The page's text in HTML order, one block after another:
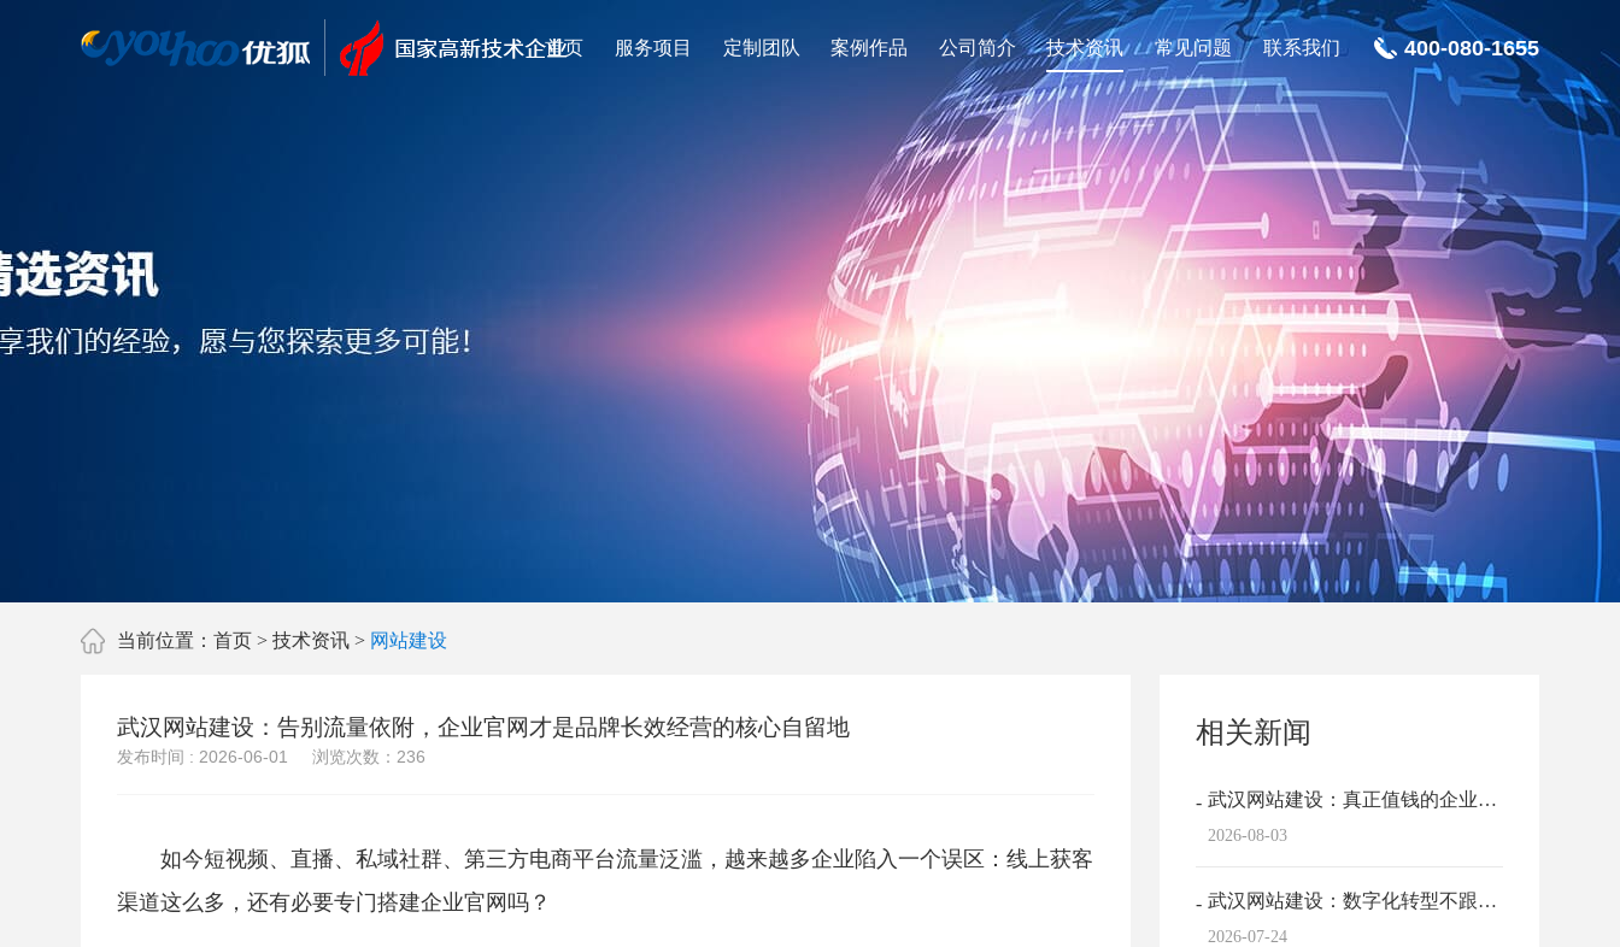
400-080-1655
首页 服务项目 定制团队 案例作品 公司简介 技术资讯 常见问题 联系我们
当前位置：首页 >技术资讯 > 网站建设
武汉网站建设：告别流量依附，企业官网才是品牌长效经营的核心自留地
发布时间 : 2026-06-01 浏览次数： 236
如今短视频、直播、私域社群、第三方电商平台流量泛滥，越来越多企业陷入一个误区：线上获客
渠道这么多，还有必要专门搭建企业官网吗？
相关新闻
武汉网站建设：真正值钱的企业网站，是你的...
2026-08-03
武汉网站建设：数字化转型不跟风！网站建设...
2026-07-24